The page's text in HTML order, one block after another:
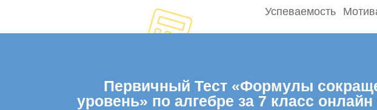
Успеваемость
Первичный Тест «Формулы
уровень» по алгебре за 7 класс